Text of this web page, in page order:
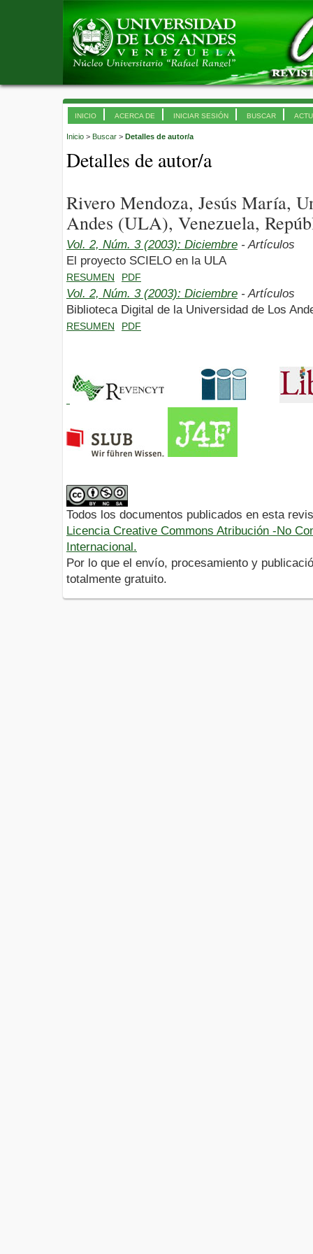
INICIO ACERCA DE INICIAR SESIÓN BUSCAR
Inicio > Buscar > Detalles de autor/a
Detalles de autor/a
Rivero Mendoza, Jesús María,
Andes (ULA), Venezuela,
Vol. 2, Núm. 3 (2003): Diciembre - Artículos
El proyecto SCIELO en la ULA
RESUMEN PDF
Vol. 2, Núm. 3 (2003): Diciembre - Artículos
Biblioteca Digital de la Universidad de Los
RESUMEN PDF
Todos los documentos publicados en esta
Licencia Creative Commons Atribución -No
Internacional.
Por lo que el envío, procesamiento y
totalmente gratuito.